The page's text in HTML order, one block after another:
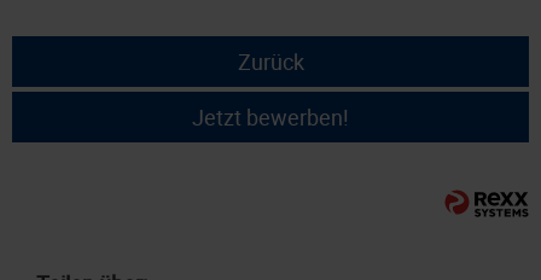
Zurück
Jetzt bewerben!